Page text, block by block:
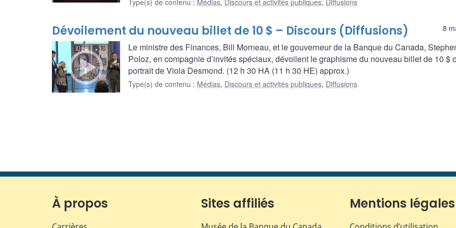
Type(s) de contenu : Médias, Discours et activités publiques, Diffusions
8
Dévoilement du nouveau billet de 10 $ – Discours (Diffusions)
Le ministre des Finances, Bill Morneau, et le gouverneur de la Banque du Canada,
Poloz, en compagnie d’invités spéciaux, dévoilent le graphisme du nouveau billet de 10 $
portrait de Viola Desmond. (12 h 30 HA (11 h 30 HE) approx.)
Type(s) de contenu : Médias, Discours et activités publiques, Diffusions
À propos Sites affiliés Mentions légales